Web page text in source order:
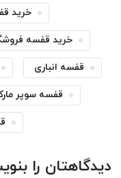
خرید
خرید قفسه
قفسه انباری
قفسه سوپر
دیدگاهتان را